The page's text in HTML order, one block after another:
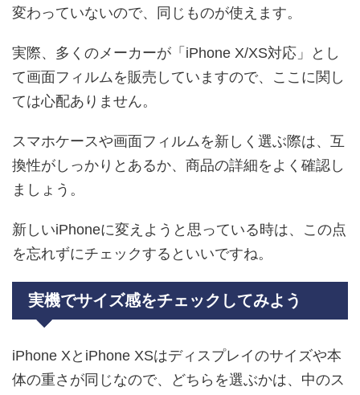
変わっていないので、同じものが使えます。
実際、多くのメーカーが「iPhone X/XS対応」とし
て画面フィルムを販売していますので、ここに関し
ては心配ありません。
スマホケースや画面フィルムを新しく選ぶ際は、互
換性がしっかりとあるか、商品の詳細をよく確認し
ましょう。
新しいiPhoneに変えようと思っている時は、この点
を忘れずにチェックするといいですね。
実機でサイズ感をチェックしてみよう
iPhone XとiPhone XSはディスプレイのサイズや本
体の重さが同じなので、どちらを選ぶかは、中のス